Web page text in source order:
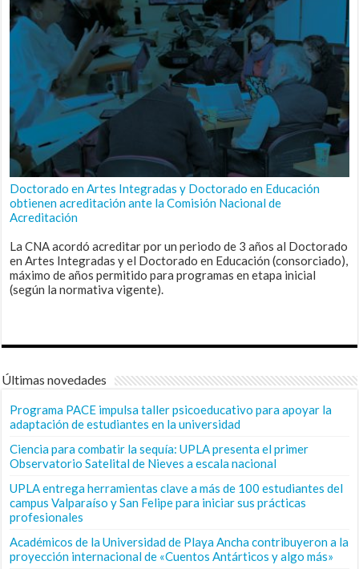
Doctorado en Artes Integradas y Doctorado en Educación
obtienen acreditación ante la Comisión Nacional de
Acreditación
La CNA acordó acreditar por un periodo de 3 años al Doctorado
en Artes Integradas y el Doctorado en Educación (consorciado),
máximo de años permitido para programas en etapa inicial
(según la normativa vigente).
Últimas novedades
Programa PACE impulsa taller psicoeducativo para apoyar la
adaptación de estudiantes en la universidad
Ciencia para combatir la sequía: UPLA presenta el primer
Observatorio Satelital de Nieves a escala nacional
UPLA entrega herramientas clave a más de 100 estudiantes del
campus Valparaíso y San Felipe para iniciar sus prácticas
profesionales
Académicos de la Universidad de Playa Ancha contribuyeron a la
proyección internacional de «Cuentos Antárticos y algo más»